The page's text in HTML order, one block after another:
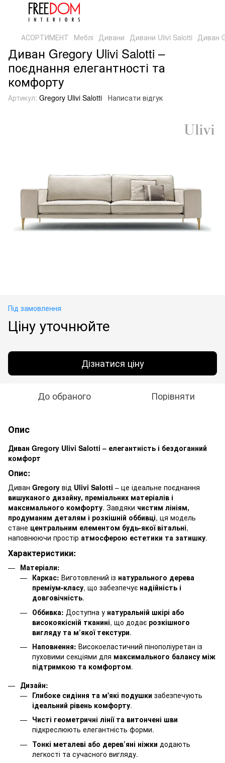
АСОРТИМЕНТ Меблі Дивани Дивани Ulivi Salotti Диван
Диван Gregory Ulivi Salotti –
поєднання елегантності та
комфорту
Артикул: Gregory Ulivi Salotti Написати відгук
Під замовлення
Ціну уточнюйте
Дізнатися ціну
До обраного Порівняти
Опис
Диван Gregory Ulivi Salotti – елегантність і бездоганний
комфорт
Опис:
Диван Gregory від Ulivi Salotti – це ідеальне поєднання
вишуканого дизайну, преміальних матеріалів і
максимального комфорту. Завдяки чистим лініям,
продуманим деталям і розкішній оббивці, ця модель
стане центральним елементом будь-якої вітальні,
наповнюючи простір атмосферою естетики та затишку.
Характеристики:
Матеріали:
Каркас: Виготовлений із натурального дерева
преміум-класу, що забезпечує надійність і
довговічність.
Оббивка: Доступна у натуральній шкірі або
високоякісній тканині, що додає розкішного
вигляду та м’якої текстури.
Наповнення: Високоеластичний пінополіуретан із
пуховими секціями для максимального балансу між
підтримкою та комфортом.
Дизайн:
Глибоке сидіння та м'які подушки забезпечують
ідеальний рівень комфорту.
Чисті геометричні лінії та витончені шви
підкреслюють елегантність форми.
Тонкі металеві або дерев’яні ніжки додають
легкості та сучасного вигляду.